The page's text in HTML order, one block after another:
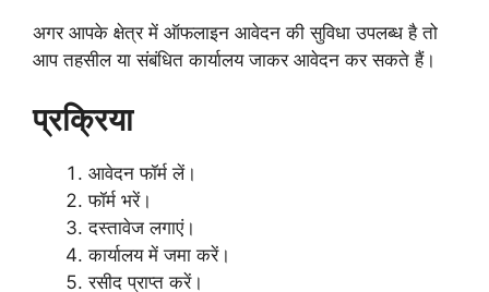
अगर आपके क्षेत्र में ऑफलाइन आवेदन की सुविधा उपलब्ध है तो
आप तहसील या संबंधित कार्यालय जाकर आवेदन कर सकते हैं।
प्रक्रिया
आवेदन फॉर्म लें।
फॉर्म भरें।
दस्तावेज लगाएं।
कार्यालय में जमा करें।
रसीद प्राप्त करें।